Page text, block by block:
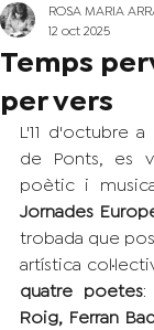
Temps
per vers
ROSA MARIA
12 oct 2025
L'11 d'octubre
de Ponts, es
Jornades
trobada que
artística
quatre poetes:
Roig, Ferran